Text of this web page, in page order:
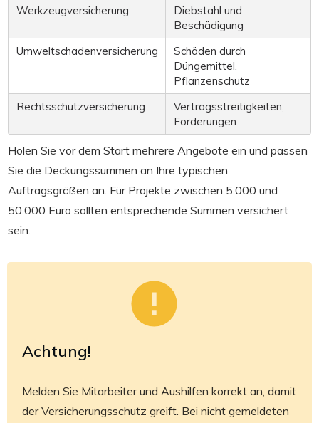
Werkzeugversicherung
Diebstahl und
Beschädigung
Umweltschadenversicherung
Schäden durch
Düngemittel,
Pflanzenschutz
Rechtsschutzversicherung
Vertragsstreitigkeiten,
Forderungen
Holen Sie vor dem Start mehrere Angebote ein und passen
Sie die Deckungssummen an Ihre typischen
Auftragsgrößen an. Für Projekte zwischen 5.000 und
50.000 Euro sollten entsprechende Summen versichert
sein.
Achtung!
Melden Sie Mitarbeiter und Aushilfen korrekt an, damit
der Versicherungsschutz greift. Bei nicht gemeldeten